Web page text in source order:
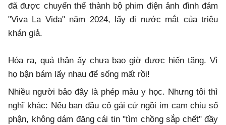
đã được chuyển thể thành bộ phim điện ảnh đình đám
"Viva La Vida" năm 2024, lấy đi nước mắt của triệu
khán giả.
​Hóa ra, quả thận ấy chưa bao giờ được hiến tặng. Vì
họ bận bám lấy nhau để sống mất rồi!
Nhiều người bảo đây là phép màu y học. Nhưng tôi thì
nghĩ khác: Nếu ban đầu cô gái cứ ngồi im cam chịu số
phận, không dám đăng cái tin "tìm chồng sắp chết" đầy